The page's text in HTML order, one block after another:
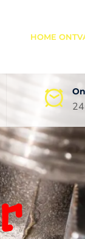
HOME